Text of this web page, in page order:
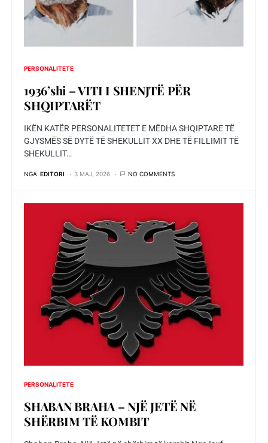
PERSONALITETE
1936’shi – VITI I SHENJTЁ PЁR
SHQIPTARЁT
IKËN KATËR PERSONALITETET E MËDHA SHQIPTARE TË
GJYSMËS SË DYTË TË SHEKULLIT XX DHE TË FILLIMIT TË
SHEKULLIT…
NGA EDITORI 3 MAJ, 2026 NO COMMENTS
PERSONALITETE
SHABAN BRAHA – NJЁ JETЁ NЁ
SHЁRBIM TЁ KOMBIT